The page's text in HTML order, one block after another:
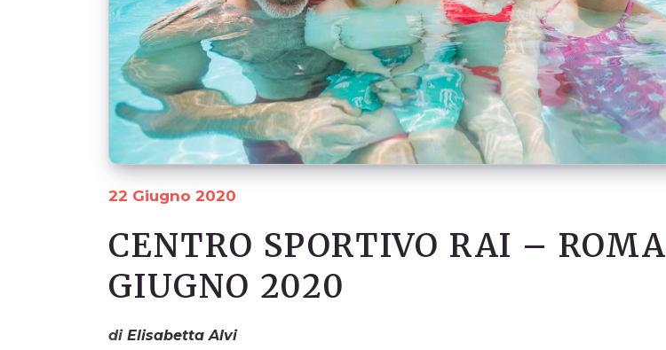
22 Giugno 2020
CENTRO SPORTIVO RAI – ROMA
GIUGNO 2020
diElisabetta Alvi